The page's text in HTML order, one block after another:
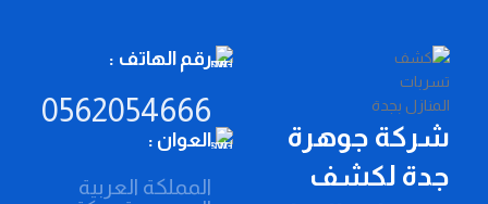
شركة جوهرة
جدة لكشف
رقم الهاتف :
0562054666
العوان :
المملكة العربية